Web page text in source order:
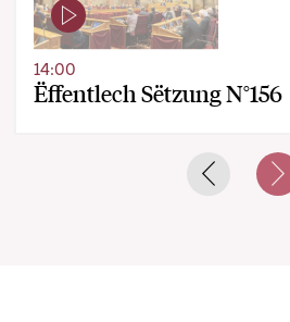
Ëffentlech Sëtzung N°156
14:00
Previous